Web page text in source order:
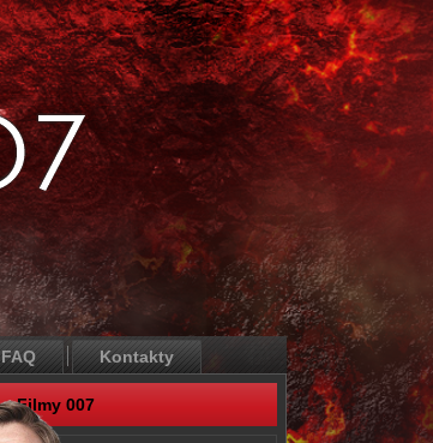
FAQ Kontakty
Filmy 007